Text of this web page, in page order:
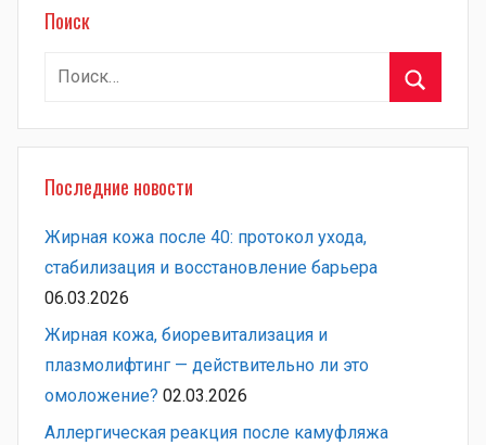
Поиск
Найти:
Последние новости
Жирная кожа после 40: протокол ухода,
стабилизация и восстановление барьера
06.03.2026
Жирная кожа, биоревитализация и
плазмолифтинг — действительно ли это
омоложение? 02.03.2026
Аллергическая реакция после камуфляжа